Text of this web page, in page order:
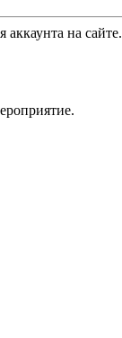
на сайте.